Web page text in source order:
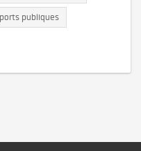
publiques